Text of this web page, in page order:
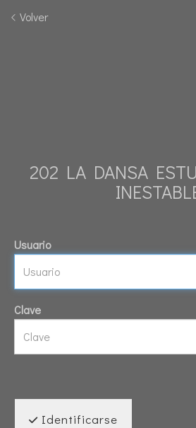
Volver
202 LA DANSA
Usuario
Clave
Identificarse